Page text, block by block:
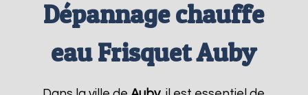
Dépannage chauffe
eau Frisquet Auby